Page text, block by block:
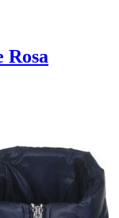
Rosa